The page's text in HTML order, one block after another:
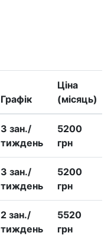
Графік
Ціна
(місяць)
3 зан./
тиждень
5200
грн
3 зан./
тиждень
5200
грн
2 зан./
тиждень
5520
грн